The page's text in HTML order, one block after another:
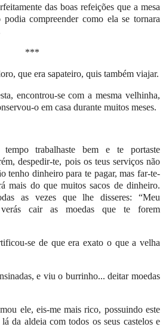
das boas refeições que a mesa
compreender como ela se tornara
***
que era sapateiro, quis também viajar.
encontrou-se com a mesma velhinha,
o em casa durante muitos meses.
trabalhaste bem e te portaste
despedir-te, pois os teus serviços não
tenho dinheiro para te pagar, mas far-te-
mais do que muitos sacos de dinheiro.
as vezes que lhe disseres: “Meu
verás cair as moedas que te forem
se de que era exato o que a velha
e viu o burrinho... deitar moedas
ele, eis-me mais rico, possuindo este
da aldeia com todos os seus castelos e